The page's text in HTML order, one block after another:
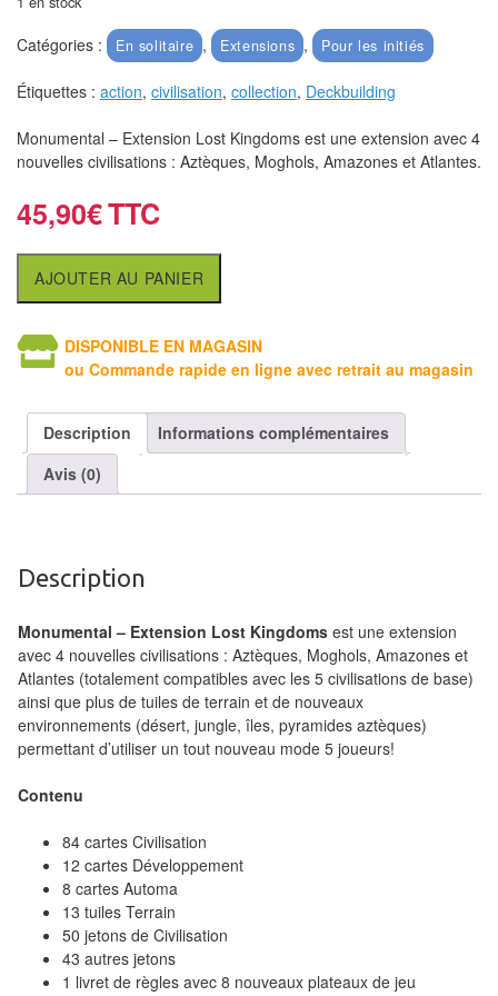
air
Pendules
Echiquier
pour
aveugles
Logiciels
d'échecs
Livres
en
anglais
Livres
en
français
Accessoires
de
société
Jeux
de
cartes
Collectionner
(TCG)
Les
Classiques
Catégories : En solitaire , Extensions , Pour les initiés
Étiquettes : action, civilisation, collection, Deckbuilding
Monumental – Extension Lost Kingdoms est une extension avec 4
nouvelles civilisations : Aztèques, Moghols, Amazones et Atlantes.
45,90€
AJOUTER AU PANIER
DISPONIBLE EN MAGASIN
ou Commande rapide en ligne avec retrait au magasin
Description
Informations complémentaires
Avis (0)
Description
Monumental – Extension Lost Kingdoms est une extension
avec 4 nouvelles civilisations : Aztèques, Moghols, Amazones et
Atlantes (totalement compatibles avec les 5 civilisations de base)
ainsi que plus de tuiles de terrain et de nouveaux
environnements (désert, jungle, îles, pyramides aztèques)
permettant d’utiliser un tout nouveau mode 5 joueurs!
Contenu
84 cartes Civilisation
12 cartes Développement
8 cartes Automa
13 tuiles Terrain
50 jetons de Civilisation
43 autres jetons
1 livret de règles avec 8 nouveaux plateaux de jeu